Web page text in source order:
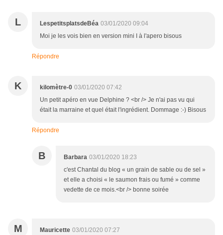
L LespetitsplatsdeBéa 03/01/2020 09:04
Moi je les vois bien en version mini I à l'apero bisous
Répondre
K kilomètre-0 03/01/2020 07:42
Un petit apéro en vue Delphine ? <br /> Je n'ai pas vu qui
était la marraine et quel était l'ingrédient. Dommage :-) Bisous
Répondre
B Barbara 03/01/2020 18:23
c'est Chantal du blog « un grain de sable ou de sel »
et elle a choisi « le saumon frais ou fumé » comme
vedette de ce mois.<br /> bonne soirée
M Mauricette 03/01/2020 07:27